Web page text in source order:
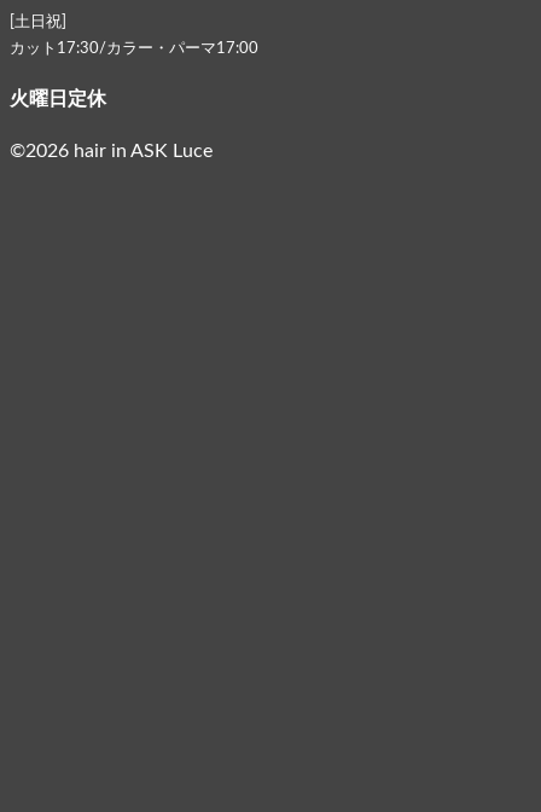
[土日祝]
カット17:30/カラー・パーマ17:00
火曜日定休
©2026 hair in ASK Luce